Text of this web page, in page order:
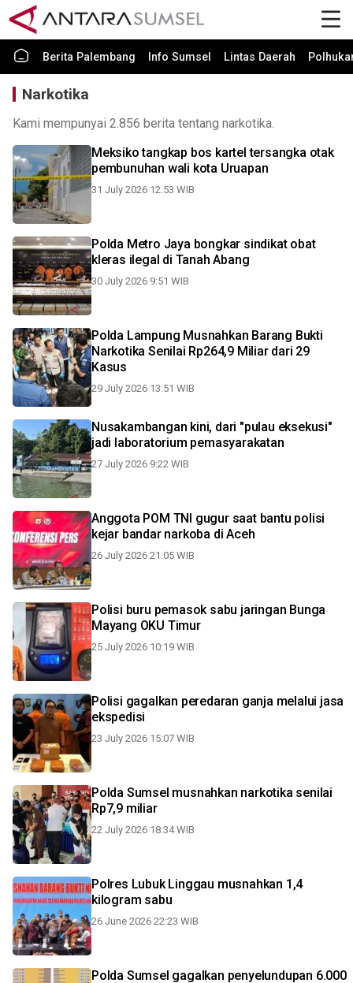
Berita Palembang Info Sumsel Lintas Daerah
Narkotika
Kami mempunyai 2.856 berita tentang narkotika.
Meksiko tangkap bos kartel tersangka otak
pembunuhan wali kota Uruapan
31 July 2026 12:53 WIB
Polda Metro Jaya bongkar sindikat obat
kleras ilegal di Tanah Abang
30 July 2026 9:51 WIB
Polda Lampung Musnahkan Barang Bukti
Narkotika Senilai Rp264,9 Miliar dari 29
Kasus
29 July 2026 13:51 WIB
Nusakambangan kini, dari "pulau eksekusi"
jadi laboratorium pemasyarakatan
27 July 2026 9:22 WIB
Anggota POM TNI gugur saat bantu polisi
kejar bandar narkoba di Aceh
26 July 2026 21:05 WIB
Polisi buru pemasok sabu jaringan Bunga
Mayang OKU Timur
25 July 2026 10:19 WIB
Polisi gagalkan peredaran ganja melalui jasa
ekspedisi
23 July 2026 15:07 WIB
Polda Sumsel musnahkan narkotika senilai
Rp7,9 miliar
22 July 2026 18:34 WIB
Polres Lubuk Linggau musnahkan 1,4
kilogram sabu
26 June 2026 22:23 WIB
Polda Sumsel gagalkan penyelundupan 6.000